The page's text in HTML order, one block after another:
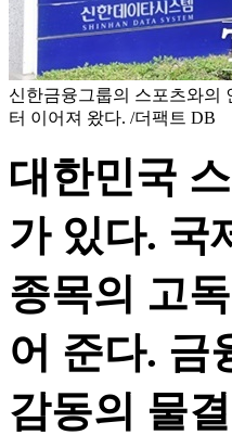
신한금융그룹의 스포츠와의
터 이어져 왔다. /더팩트 DB
대한민국
가 있다. 국
종목의 고
어 준다. 금
감동의 물